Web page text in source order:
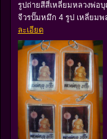
รูปถ่ายสีสี่เหลี่ยมหลวงพ่อ
จีวรปั๊มหมึก 4 รูป เหลี่ยมพ
ละเอียด